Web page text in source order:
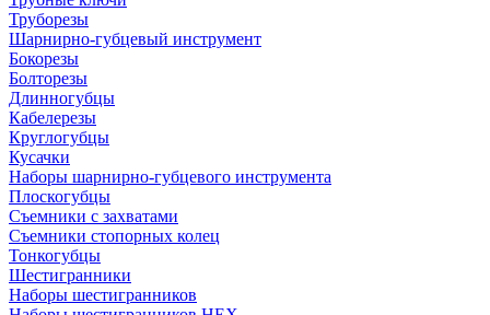
Труборезы
Шарнирно-губцевый инструмент
Бокорезы
Болторезы
Длинногубцы
Кабелерезы
Круглогубцы
Кусачки
Наборы шарнирно-губцевого инструмента
Плоскогубцы
Съемники с захватами
Съемники стопорных колец
Тонкогубцы
Шестигранники
Наборы шестигранников